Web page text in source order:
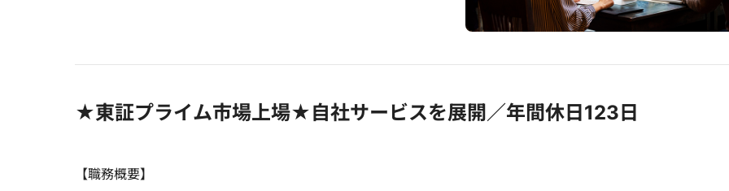
★東証プライム市場上場★自社サービスを展開／年間休日123日
【職務概要】